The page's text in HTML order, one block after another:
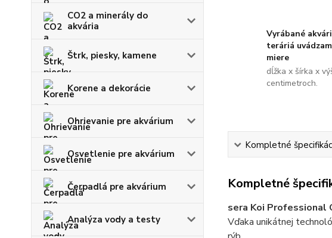
CO2 a minerály do
akvária
Štrk, piesky, kamene
Korene a dekorácie
Ohrievanie pre akvárium
Osvetlenie pre akvárium
Čerpadlá pre akvárium
Analýza vody a testy
Vyrábané
teráriá
miere
dĺžka x šírka x
centimetroch.
Kompletné
Kompletné
sera Koi Professional
Vďaka unikátnej